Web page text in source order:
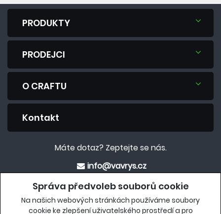
Správa předvoleb souborů cookie
Na našich webových stránkách používáme soubory
cookie ke zlepšení uživatelského prostředí a pro
PRODUKTY
PRODEJCI
O CRAFTU
Kontakt
Máte dotaz? Zeptejte se nás.
info@vavrys.cz
+420 575 570 913
Eshop